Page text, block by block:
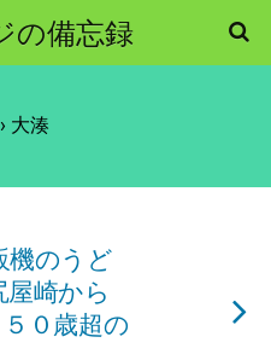
の備忘録
大湊
機のうど
崎から
０歳超の